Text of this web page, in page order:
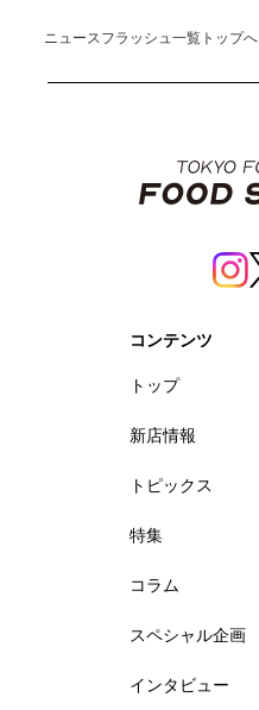
ニュースフラッシュ一覧トップへ
コンテンツ
トップ
新店情報
トピックス
特集
コラム
スペシャル企画
インタビュー